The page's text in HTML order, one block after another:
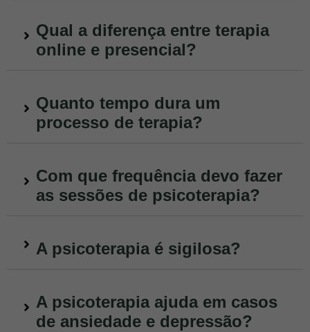
Qual a diferença entre terapia
online e presencial?
Quanto tempo dura um
processo de terapia?
Com que frequência devo fazer
as sessões de psicoterapia?
A psicoterapia é sigilosa?
A psicoterapia ajuda em casos
de ansiedade e depressão?